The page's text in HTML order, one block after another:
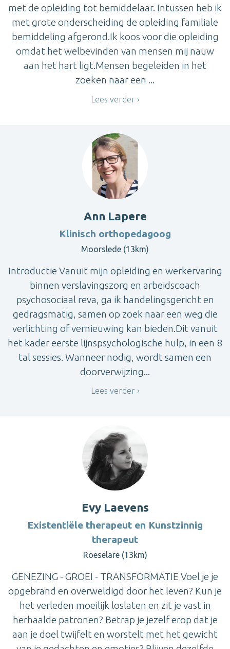
met de opleiding tot bemiddelaar. Intussen heb ik
met grote onderscheiding de opleiding familiale
bemiddeling afgerond.Ik koos voor die opleiding
omdat het welbevinden van mensen mij nauw
aan het hart ligt.Mensen begeleiden in het
zoeken naar een ...
Lees verder
Ann Lapere
Klinisch orthopedagoog
Moorslede (13km)
Introductie Vanuit mijn opleiding en werkervaring
binnen verslavingszorg en arbeidscoach
psychosociaal reva, ga ik handelingsgericht en
gedragsmatig, samen op zoek naar een weg die
verlichting of vernieuwing kan bieden.Dit vanuit
het kader eerste lijnspsychologische hulp, in een 8
tal sessies. Wanneer nodig, wordt samen een
doorverwijzing...
Lees verder
Evy Laevens
Existentiële therapeut en Kunstzinnig
therapeut
Roeselare (13km)
GENEZING - GROEI - TRANSFORMATIE Voel je je
opgebrand en overweldigd door het leven? Kun je
het verleden moeilijk loslaten en zit je vast in
herhaalde patronen? Betrap je jezelf erop dat je
aan je doel twijfelt en worstelt met het gewicht